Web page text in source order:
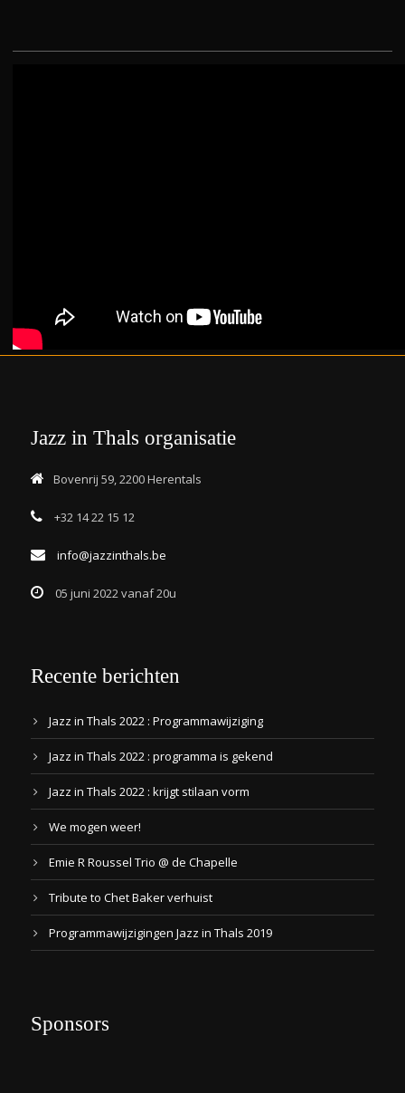
Jazz in Thals organisatie
Bovenrij 59, 2200 Herentals
+32 14 22 15 12
info@jazzinthals.be
05 juni 2022 vanaf 20u
Recente berichten
Jazz in Thals 2022 : Programmawijziging
Jazz in Thals 2022 : programma is gekend
Jazz in Thals 2022 : krijgt stilaan vorm
We mogen weer!
Emie R Roussel Trio @ de Chapelle
Tribute to Chet Baker verhuist
Programmawijzigingen Jazz in Thals 2019
Sponsors